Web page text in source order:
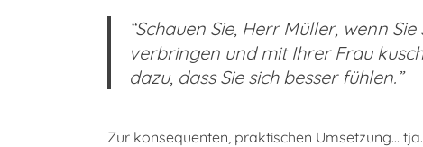
“Schauen Sie, Herr Müller, wenn
verbringen und mit Ihrer Frau
dazu, dass Sie sich besser fühlen.”
Zur konsequenten, praktischen Umsetzung…